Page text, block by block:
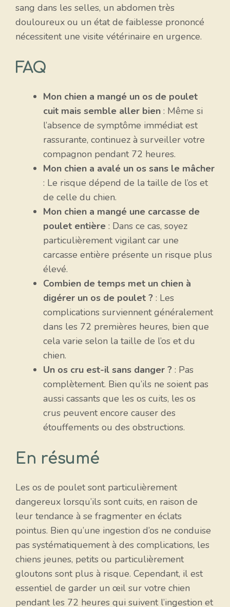
sang dans les selles, un abdomen très
douloureux ou un état de faiblesse prononcé
nécessitent une visite vétérinaire en urgence.
FAQ
Mon chien a mangé un os de poulet
cuit mais semble aller bien : Même si
l’absence de symptôme immédiat est
rassurante, continuez à surveiller votre
compagnon pendant 72 heures.
Mon chien a avalé un os sans le mâcher
: Le risque dépend de la taille de l’os et
de celle du chien.
Mon chien a mangé une carcasse de
poulet entière : Dans ce cas, soyez
particulièrement vigilant car une
carcasse entière présente un risque plus
élevé.
Combien de temps met un chien à
digérer un os de poulet ? : Les
complications surviennent généralement
dans les 72 premières heures, bien que
cela varie selon la taille de l’os et du
chien.
Un os cru est-il sans danger ? : Pas
complètement. Bien qu’ils ne soient pas
aussi cassants que les os cuits, les os
crus peuvent encore causer des
étouffements ou des obstructions.
En résumé
Les os de poulet sont particulièrement
dangereux lorsqu’ils sont cuits, en raison de
leur tendance à se fragmenter en éclats
pointus. Bien qu’une ingestion d’os ne conduise
pas systématiquement à des complications, les
chiens jeunes, petits ou particulièrement
gloutons sont plus à risque. Cependant, il est
essentiel de garder un œil sur votre chien
pendant les 72 heures qui suivent l’ingestion et